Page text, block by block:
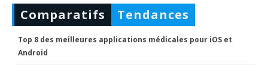
Comparatifs Tendances
Top 8 des meilleures applications médicales pour iOS et
Android